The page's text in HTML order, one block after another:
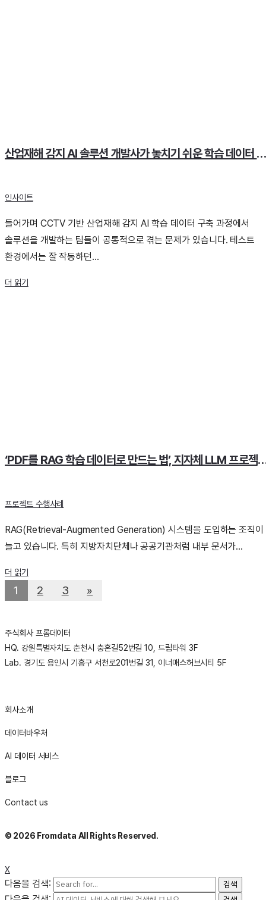
산업재해 감지 AI 솔루션 개발사가 놓치기 쉬운
인사이트
들어가며 CCTV 기반 산업재해 감지 AI 학습 데이터 구축 과정에서
솔루션을 개발하는 팀들이 공통적으로 겪는 문제가 있습니다. 테스트
환경에서는 잘 작동하던...
더 읽기
‘PDF를 RAG 학습 데이터로 만드는 법’, 지
프로젝트 수행사례
RAG(Retrieval-Augmented Generation) 시스템을 도입하는 조직이
늘고 있습니다. 특히 지방자치단체나 공공기관처럼 내부 문서가...
더 읽기
1 2 3 »
주식회사 프롬데이터
HQ. 강원특별자치도 춘천시 충혼길52번길 10, 드림타워 3F
Lab. 경기도 용인시 기흥구 서천로201번길 31, 이너매스허브시티 5F
회사소개
데이터바우처
AI 데이터 서비스
블로그
Contact us
© 2026 Fromdata All Rights Reserved.
X
다음을 검색: